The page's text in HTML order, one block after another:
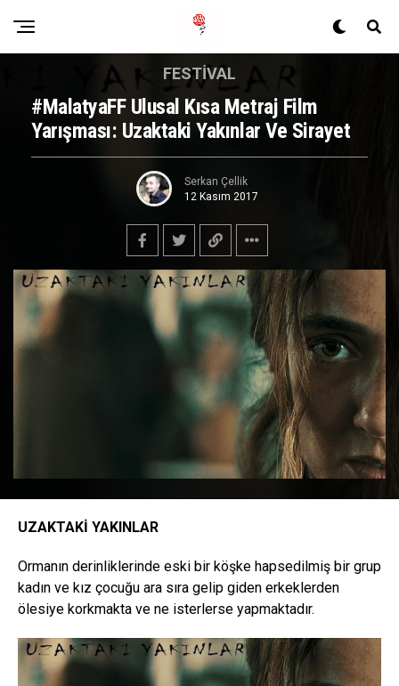
FESTIVAL
#MalatyaFF Ulusal Kısa Metraj Film
Yarışması: Uzaktaki Yakınlar Ve Sirayet
Serkan Çellik
12 Kasım 2017
UZAKTAKİ YAKINLAR
Ormanın derinliklerinde eski bir köşke hapsedilmiş bir grup
kadın ve kız çocuğu ara sıra gelip giden erkeklerden
ölesiye korkmakta ve ne isterlerse yapmaktadır.